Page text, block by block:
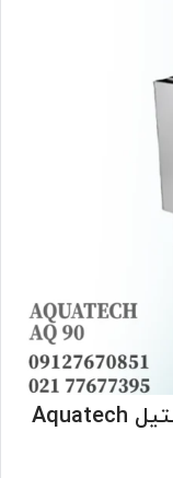
هیتر سونا خشک 9 کیلووات استیل Aquatech